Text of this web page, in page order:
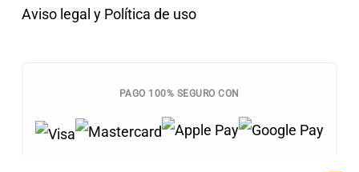
Aviso legal y Política de uso
PAGO 100% SEGURO CON